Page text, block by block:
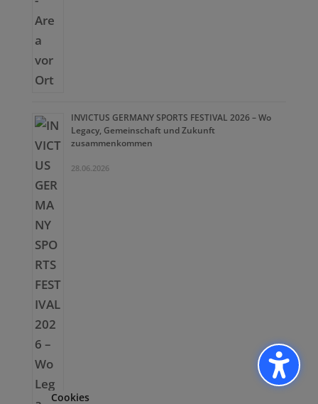
INVICTUS GERMANY SPORTS FESTIVAL 2026 – Wo
Legacy, Gemeinschaft und Zukunft
zusammenkommen
28.06.2026
Cookies